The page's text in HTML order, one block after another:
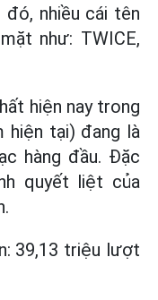
nhiều cái tên
như: TWICE,
hiện nay trong
hiện tại) đang là
hàng đầu. Đặc
quyết liệt của
39,13 triệu lượt